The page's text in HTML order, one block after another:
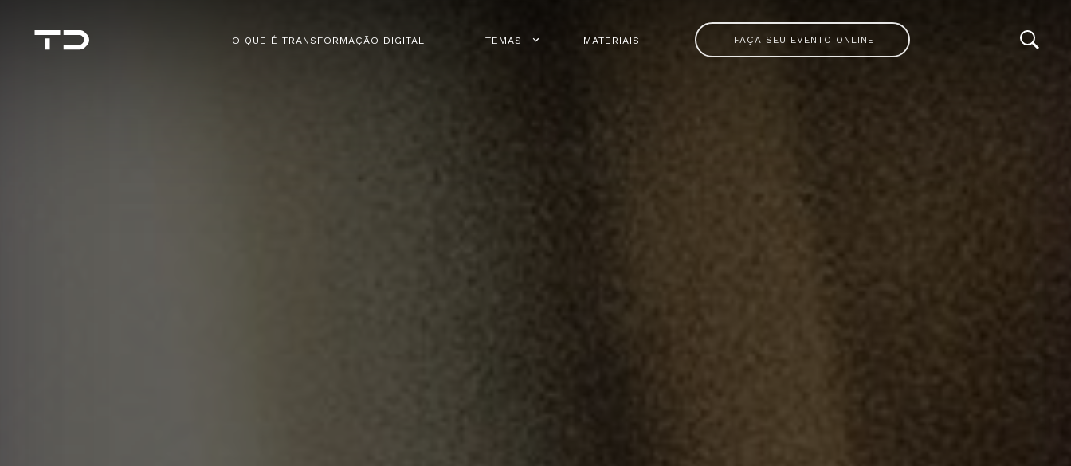
O QUE É TRANSFORMAÇÃO DIGITAL TEMAS MATERIAIS